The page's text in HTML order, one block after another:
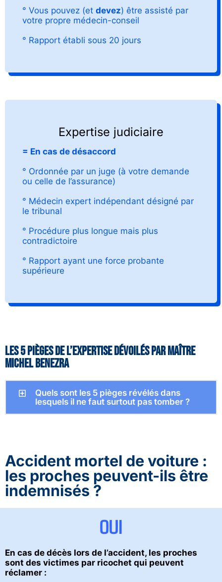
° Vous pouvez (et devez) être assisté par
votre propre médecin-conseil
° Rapport établi sous 20 jours
Expertise judiciaire
= En cas de désaccord
° Ordonnée par un juge (à votre demande
ou celle de l’assurance)
° Médecin expert indépendant désigné par
le tribunal
° Procédure plus longue mais plus
contradictoire
° Rapport ayant une force probante
supérieure
Les 5 pièges de l’expertise dévoilés par Maître
Michel Benezra
Quels sont les 5 pièges révélés dans
lesquels il ne faut surtout pas tomber ?
Accident mortel de voiture :
les proches peuvent-ils être
indemnisés ?
OUI
En cas de décès lors de l’accident, les proches
sont des victimes par ricochet qui peuvent
réclamer :